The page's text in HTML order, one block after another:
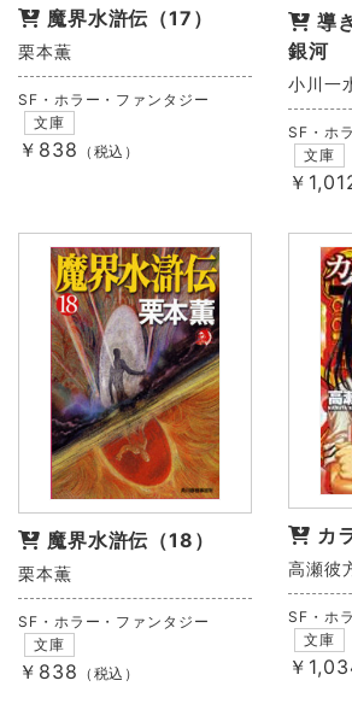
魔界水滸伝（17）
栗本薫
SF・ホラー・ファンタジー
文庫
￥838 （税込）
導
銀河
小川一
SF・ホ
文庫
￥
魔界水滸伝（18）
栗本薫
SF・ホラー・ファンタジー
文庫
￥838 （税込）
カ
高瀬彼
SF・ホ
文庫
￥